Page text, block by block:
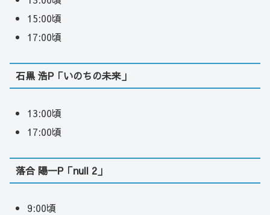
15:00頃
17:00頃
石黒 浩P「いのちの未来」
13:00頃
17:00頃
落合 陽一P「null 2」
9:00頃